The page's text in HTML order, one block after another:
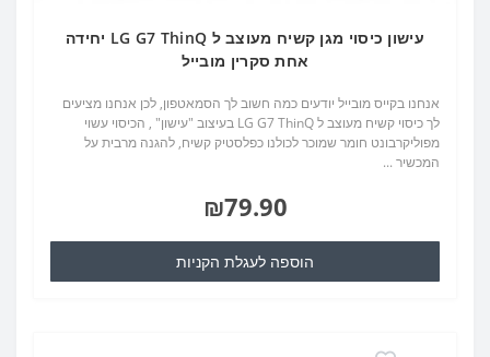
עישון כיסוי מגן קשיח מעוצב ל LG G7 ThinQ יחידה
אחת סקרין מובייל
אנחנו בקייס מובייל יודעים כמה חשוב לך הסמאטפון, לכן אנחנו מציעים
לך כיסוי קשיח מעוצב ל LG G7 ThinQ בעיצוב "עישון" , הכיסוי עשוי
מפוליקרבונט חומר שמוכר לכולנו כפלסטיק קשיח, להגנה מרבית על
המכשיר ...
₪79.90
הוספה לעגלת הקניות